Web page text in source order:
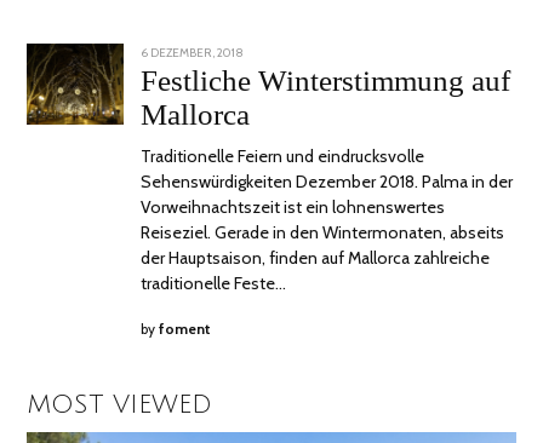
POSTED
ON
6 DEZEMBER, 2018
DEZEMBER,
2018
Festliche Winterstimmung auf
Mallorca
Traditionelle Feiern und eindrucksvolle
Sehenswürdigkeiten Dezember 2018. Palma in der
Vorweihnachtszeit ist ein lohnenswertes
Reiseziel. Gerade in den Wintermonaten, abseits
der Hauptsaison, finden auf Mallorca zahlreiche
traditionelle Feste…
byfoment
MOST VIEWED